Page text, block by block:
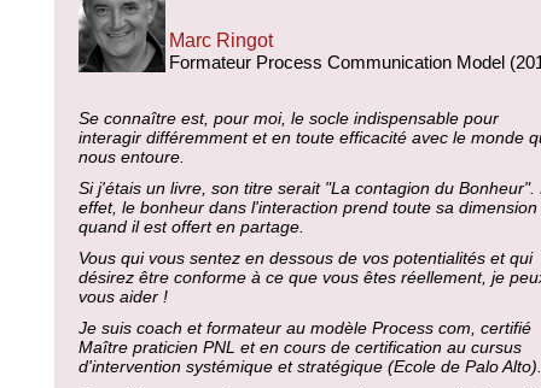
Marc Ringot
Formateur Process Communication Model
Se connaître est, pour moi, le socle indispensable pour
interagir différemment et en toute efficacité avec le monde
nous entoure.
Si j'étais un livre, son titre serait "La contagion du Bonheur".
effet, le bonheur dans l'interaction prend toute sa dimension
quand il est offert en partage.
Vous qui vous sentez en dessous de vos potentialités et qui
désirez être conforme à ce que vous êtes réellement, je
vous aider !
Je suis coach et formateur au modèle Process com, certifié
Maître praticien PNL et en cours de certification au cursus
d'intervention systémique et stratégique (Ecole de Palo Alto).